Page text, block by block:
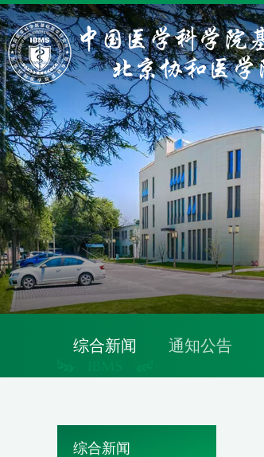
综合新闻 通知公告
综合新闻